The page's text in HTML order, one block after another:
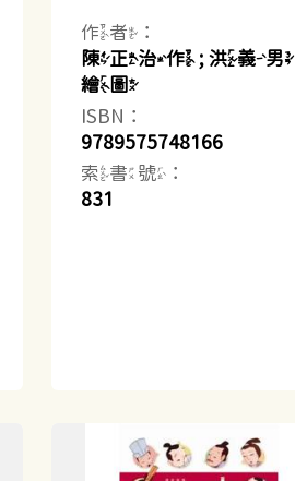
作者：
陳正治作 ; 洪義男
繪圖
ISBN：
9789575748166
索書號：
831